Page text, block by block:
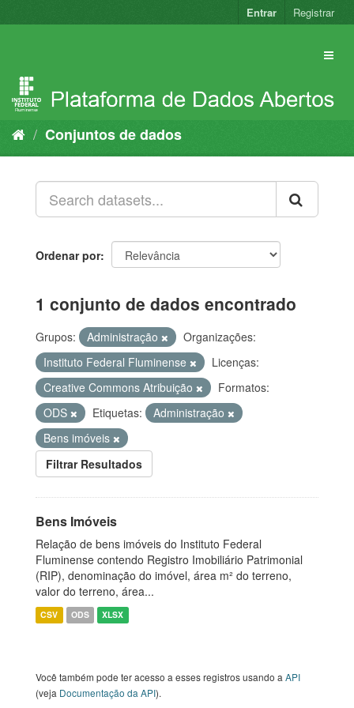
para
Entrar Registrar
Conjuntos de dados
Ordenar por
1 conjunto de dados encontrado
Grupos: Administração
Organizações:
Instituto Federal Fluminense
Licenças:
Creative Commons Atribuição
Formatos:
ODS
Etiquetas:
Administração
Bens imóveis
Filtrar Resultados
Bens Imóveis
Relação de bens imóveis do Instituto Federal
Fluminense contendo Registro Imobiliário Patrimonial
(RIP), denominação do imóvel, área m² do terreno,
valor do terreno, área...
CSV ODS XLSX
Você também pode ter acesso a esses registros usando aAPI
(veja Documentação da API).